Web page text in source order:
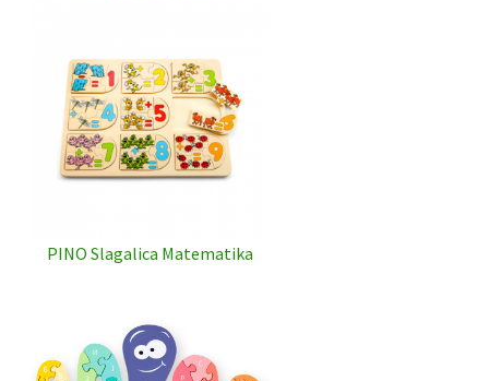
PINO Slagalica Matematika